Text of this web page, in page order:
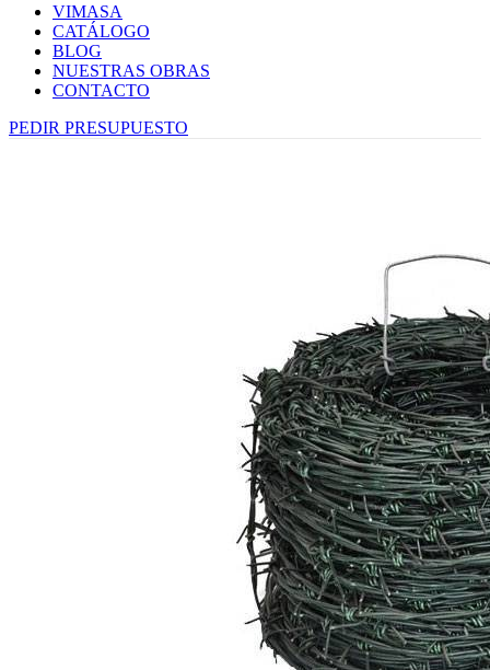
VIMASA
CATÁLOGO
BLOG
NUESTRAS OBRAS
CONTACTO
PEDIR PRESUPUESTO